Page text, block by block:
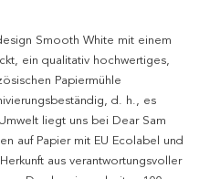
Smooth White mit einem
ein qualitativ hochwertiges,
Papiermühle
d. h., es
liegt uns bei Dear Sam
auf Papier mit EU Ecolabel und
aus verantwortungsvoller